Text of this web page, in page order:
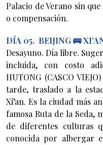
Palacio de Verano sin
o compensación.
DÍA 05. BEIJING 🚌
Desayuno. Día libre.
incluida, con costo
HUTONG (CASCO
tarde, traslado a la
Xi’an. Es la ciudad más
famosa Ruta de la Seda,
de diferentes culturas
conocida por albergar